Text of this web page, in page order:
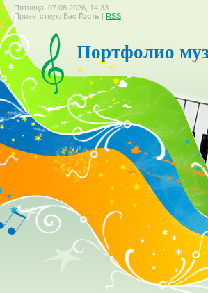
Пятница, 07.08.2026, 14:33
Приветствую Вас Гость | RSS
Портфолио